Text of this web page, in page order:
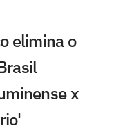
elimina o
x